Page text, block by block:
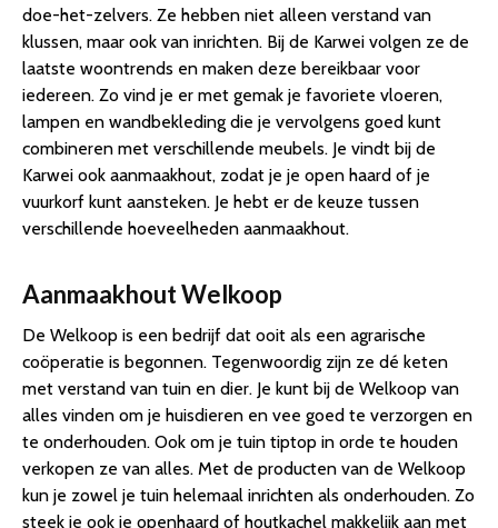
doe-het-zelvers. Ze hebben niet alleen verstand van
klussen, maar ook van inrichten. Bij de Karwei volgen ze de
laatste woontrends en maken deze bereikbaar voor
iedereen. Zo vind je er met gemak je favoriete vloeren,
lampen en wandbekleding die je vervolgens goed kunt
combineren met verschillende meubels. Je vindt bij de
Karwei ook aanmaakhout, zodat je je open haard of je
vuurkorf kunt aansteken. Je hebt er de keuze tussen
verschillende hoeveelheden aanmaakhout.
Aanmaakhout Welkoop
De Welkoop is een bedrijf dat ooit als een agrarische
coöperatie is begonnen. Tegenwoordig zijn ze dé keten
met verstand van tuin en dier. Je kunt bij de Welkoop van
alles vinden om je huisdieren en vee goed te verzorgen en
te onderhouden. Ook om je tuin tiptop in orde te houden
verkopen ze van alles. Met de producten van de Welkoop
kun je zowel je tuin helemaal inrichten als onderhouden. Zo
steek je ook je openhaard of houtkachel makkelijk aan met